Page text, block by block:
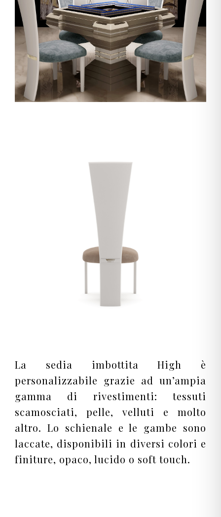
La sedia imbottita High è
personalizzabile grazie ad un’ampia
gamma di rivestimenti: tessuti
scamosciati, pelle, velluti e molto
altro. Lo schienale e le gambe sono
laccate, disponibili in diversi colori e
finiture, opaco, lucido o soft touch.